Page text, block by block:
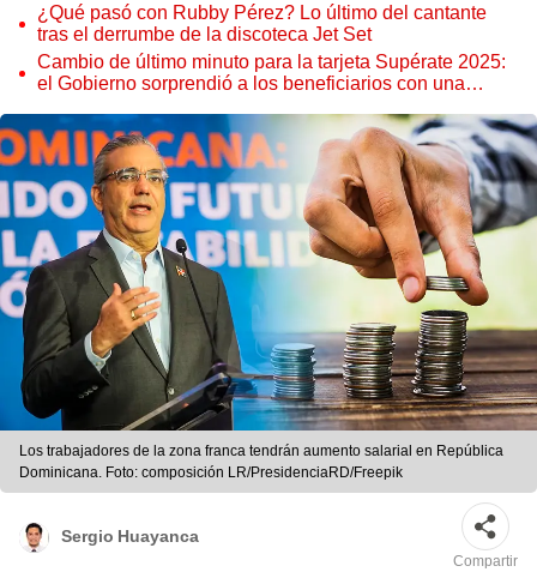
¿Qué pasó con Rubby Pérez? Lo último del cantante
tras el derrumbe de la discoteca Jet Set
Cambio de último minuto para la tarjeta Supérate 2025:
el Gobierno sorprendió a los beneficiarios con una
Los trabajadores de la zona franca tendrán aumento salarial en República
Dominicana. Foto: composición LR/PresidenciaRD/Freepik
Sergio Huayanca
Compartir